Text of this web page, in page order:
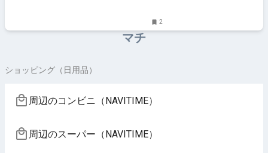
2
マチ
ショッピング（日用品）
周辺のコンビニ（NAVITIME）
周辺のスーパー（NAVITIME）